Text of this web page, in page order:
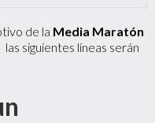
de la Media Maratón
, las siguientes líneas serán